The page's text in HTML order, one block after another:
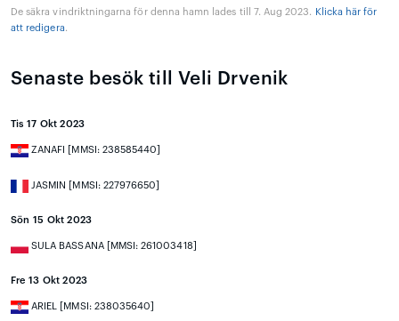
De säkra vindriktningarna för denna hamn lades till 7. Aug 2023.
Klicka här för
att redigera.
Senaste besök till Veli Drvenik
Tis 17 Okt 2023
ZANAFI [MMSI: 238585440]
JASMIN [MMSI: 227976650]
Sön 15 Okt 2023
SULA BASSANA [MMSI: 261003418]
Fre 13 Okt 2023
ARIEL [MMSI: 238035640]